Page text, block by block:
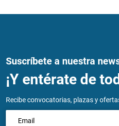
Suscríbete a nuestra
¡Y entérate de
Recibe convocatorias, plazas y